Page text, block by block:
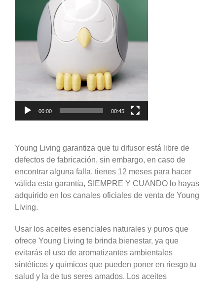
00:00 00:45
Young Living garantiza que tu difusor está libre de
defectos de fabricación, sin embargo, en caso de
encontrar alguna falla, tienes 12 meses para hacer
válida esta garantía, SIEMPRE Y CUANDO lo hayas
adquirido en los canales oficiales de venta de Young
Living.
Usar los aceites esenciales naturales y puros que
ofrece Young Living te brinda bienestar, ya que
evitarás el uso de aromatizantes ambientales
sintéticos y químicos que pueden poner en riesgo tu
salud y la de tus seres amados. Los aceites